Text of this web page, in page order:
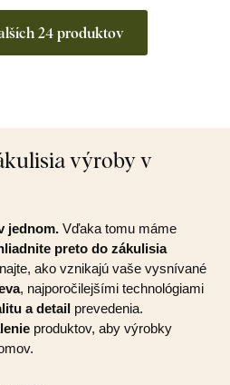
24 produktov
výroby v
jednom. Vďaka tomu máme
preto do zákulisia
ako vznikajú vaše vysnívané
, najporočilejšími technológiami
a detail prevedenia.
produktov, aby výrobky